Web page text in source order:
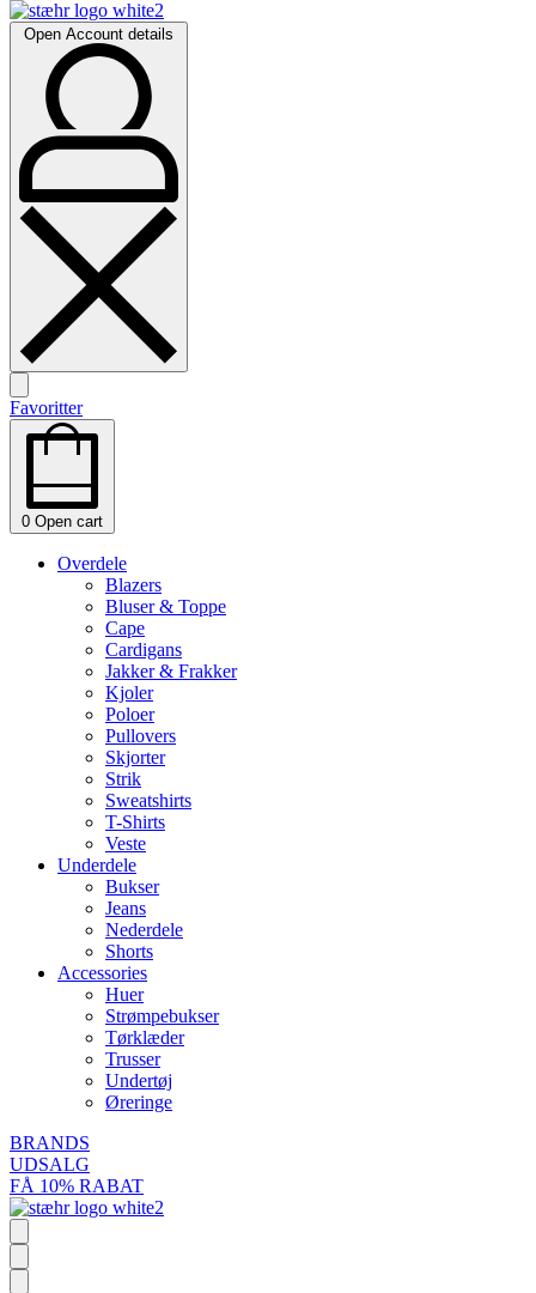
Open Account details
Favoritter
0 Open cart
Overdele
Blazers
Bluser & Toppe
Cape
Cardigans
Jakker & Frakker
Kjoler
Poloer
Pullovers
Skjorter
Strik
Sweatshirts
T-Shirts
Veste
Underdele
Bukser
Jeans
Nederdele
Shorts
Accessories
Huer
Strømpebukser
Tørklæder
Trusser
Undertøj
Øreringe
BRANDS
UDSALG
FÅ 10% RABAT